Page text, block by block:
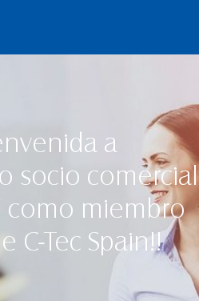
a
socio comercial
como miembro
C-Tec Spain!!